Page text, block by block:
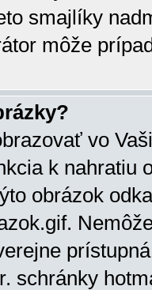
smajlíky
môže
vo
k nahratiu
obrázok
schránky